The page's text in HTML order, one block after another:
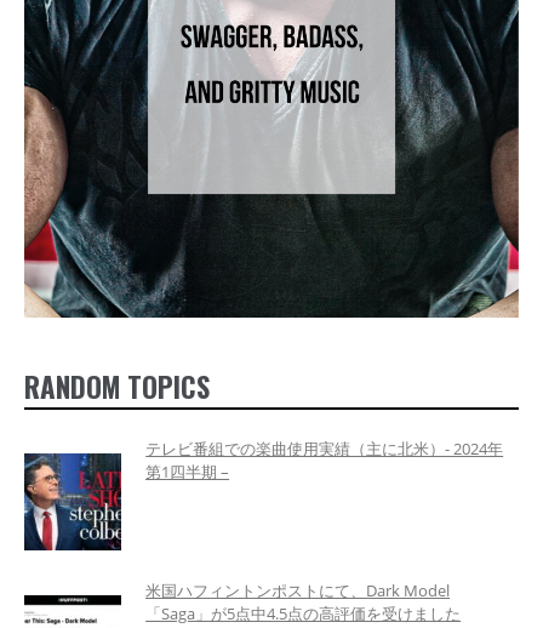
RANDOM TOPICS
テレビ番組での楽曲使用実績（主に北米）- 2024年
第1四半期 –
米国ハフィントンポストにて、Dark Model
「Saga」が5点中4.5点の高評価を受けました